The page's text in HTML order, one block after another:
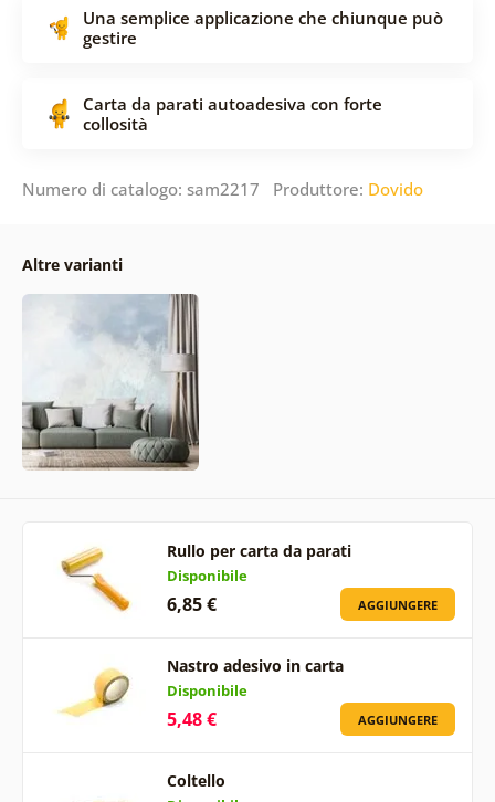
Una semplice applicazione che chiunque può
gestire
Carta da parati autoadesiva con forte
collosità
Numero di catalogo: sam2217 Produttore: Dovido
Altre varianti
Rullo per carta da parati
Disponibile
6,85 € AGGIUNGERE
Nastro adesivo in carta
Disponibile
5,48 € AGGIUNGERE
Coltello